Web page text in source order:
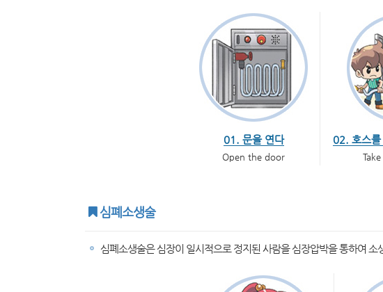
01. 문을 연다
Open the door
02. 호스를
심폐소생술
심폐소생술은 심장이 일시적으로 정지된 사람을 심장압박을 통하여